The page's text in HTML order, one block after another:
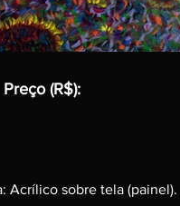
Preço (R$):
Acrílico sobre tela (painel).